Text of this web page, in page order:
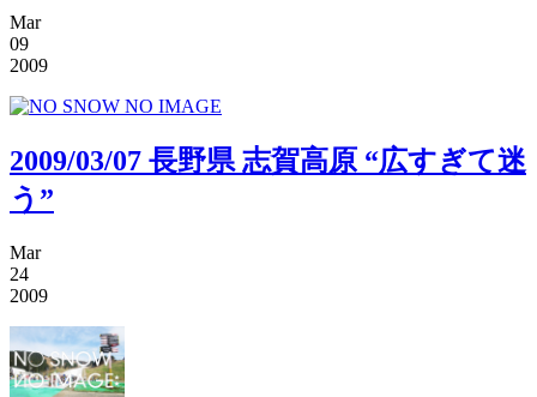
Mar
09
2009
2009/03/07 長野県 志賀高原 “広すぎて迷
う”
Mar
24
2009